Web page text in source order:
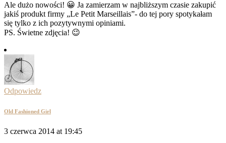
Ale dużo nowości! 😀 Ja zamierzam w najbliższym czasie zakupić
jakiś produkt firmy „Le Petit Marseillais”- do tej pory spotykałam
się tylko z ich pozytywnymi opiniami.
PS. Świetne zdjęcia! 😉
Odpowiedz
Old Fashioned Girl
3 czerwca 2014 at 19:45